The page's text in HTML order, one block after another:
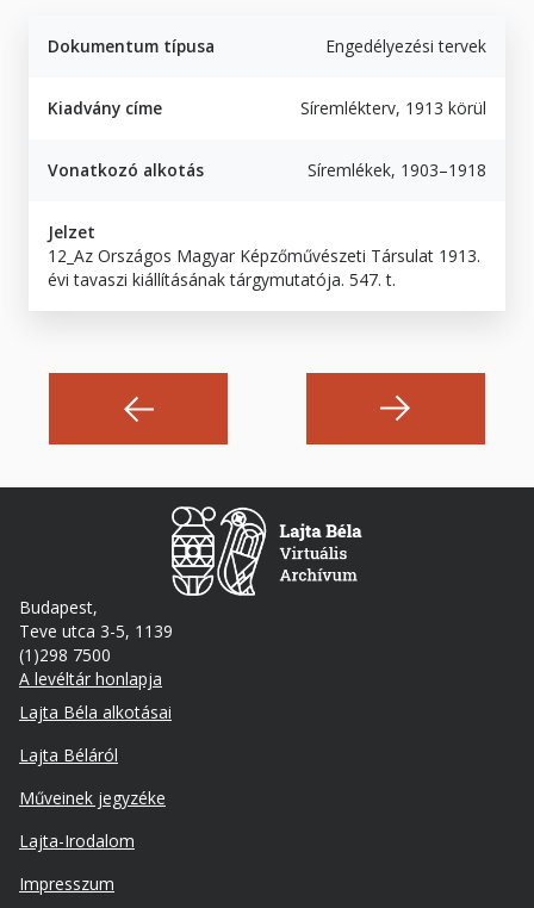
Dokumentum típusa Engedélyezési tervek
Kiadvány címe Síremlékterv, 1913 körül
Vonatkozó alkotás Síremlékek, 1903–1918
Jelzet
12_Az Országos Magyar Képzőművészeti Társulat 1913.
évi tavaszi kiállításának tárgymutatója. 547. t.
Budapest,
Teve utca 3-5, 1139
(1)298 7500
A levéltár honlapja
Footer
Lajta Béla alkotásai
Lajta Béláról
Műveinek jegyzéke
Lajta-Irodalom
Lábléc
másodlagos
Impresszum